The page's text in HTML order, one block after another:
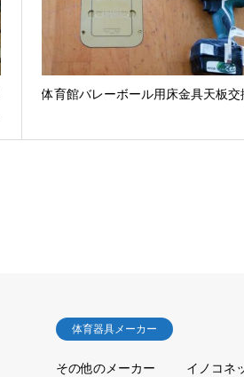
体育館バレーボール用床金具天板交
体育器具メーカー
その他のメーカー イノコネ